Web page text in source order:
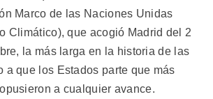
Marco de las Naciones Unidas
Climático), que acogió Madrid del 2
la más larga en la historia de las
a que los Estados parte que más
a cualquier avance.